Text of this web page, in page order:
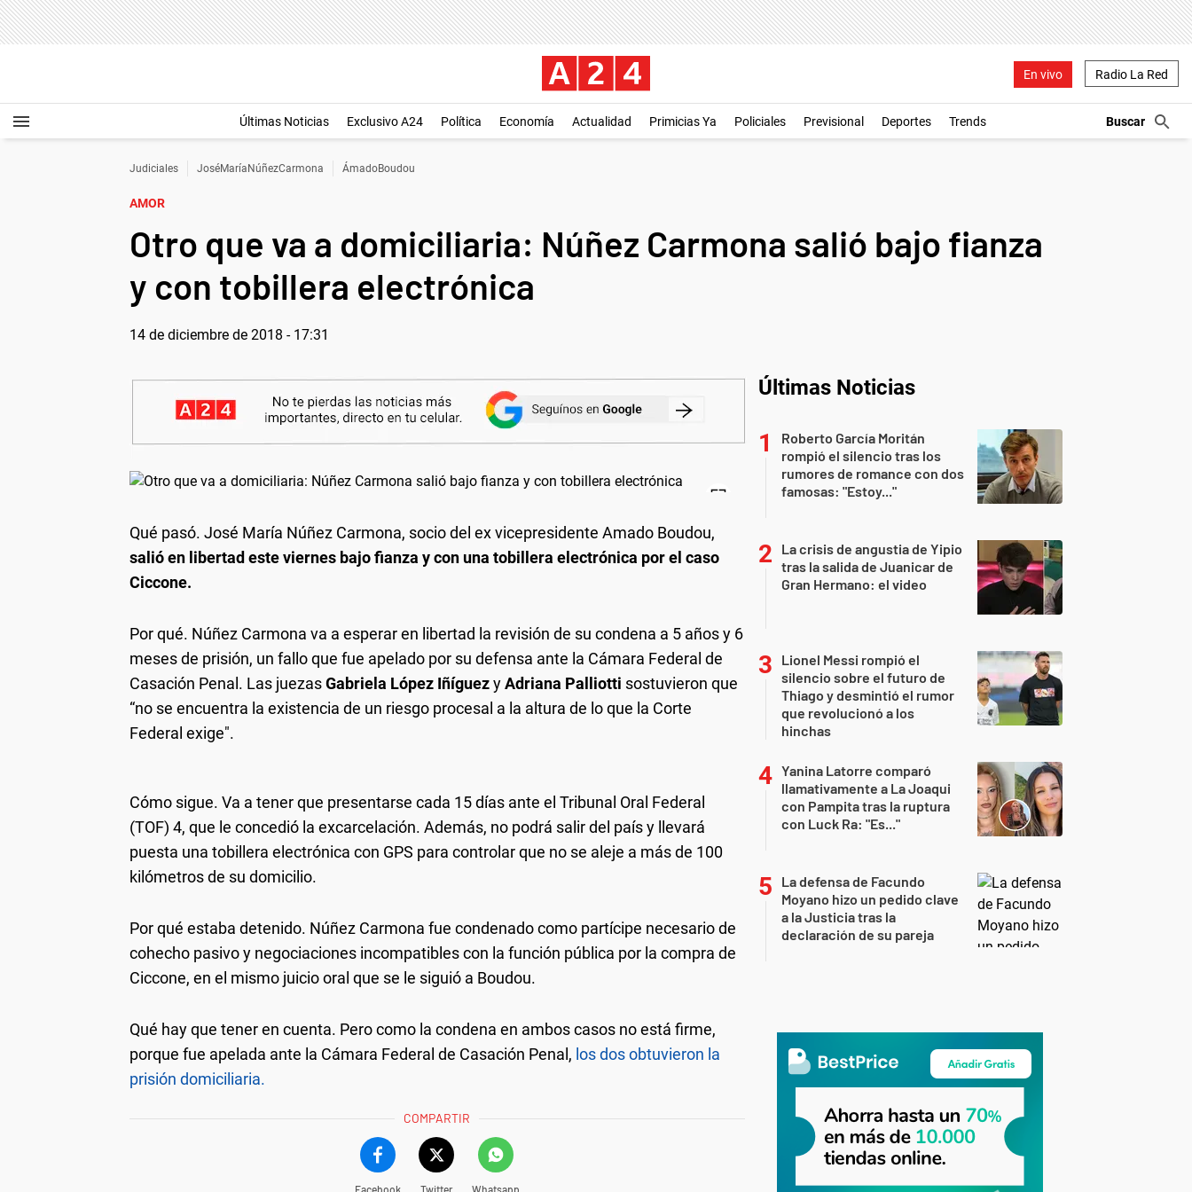
En vivo Radio La Red
Últimas Noticias Exclusivo A24 Política Economía Actualidad Primicias Ya Policiales Previsional Deportes Trends
Judiciales JoséMaríaNúñezCarmona ÁmadoBoudou
AMOR
Otro que va a domiciliaria: Núñez Carmona salió bajo fianza
y con tobillera electrónica
14 de diciembre de 2018 - 17:31
Qué pasó. José María Núñez Carmona, socio del ex vicepresidente Amado Boudou,
salió en libertad este viernes bajo fianza y con una tobillera electrónica por el caso
Ciccone.
Por qué. Núñez Carmona va a esperar en libertad la revisión de su condena a 5 años y 6
meses de prisión, un fallo que fue apelado por su defensa ante la Cámara Federal de
Casación Penal. Las juezasGabriela López IñíguezyAdriana Palliotti sostuvieron que
“no se encuentra la existencia de un riesgo procesal a la altura de lo que la Corte
Federal exige".
Cómo sigue. Va a tener que presentarse cada 15 días ante el Tribunal Oral Federal
(TOF) 4, que le concedió la excarcelación. Además, no podrá salir del país y llevará
puesta una tobillera electrónica con GPS para controlar que no se aleje a más de 100
kilómetros de su domicilio.
Por qué estaba detenido. Núñez Carmona fue condenado como partícipe necesario de
cohecho pasivo y negociaciones incompatibles con la función pública por la compra de
Ciccone, en el mismo juicio oral que se le siguió a Boudou.
Qué hay que tener en cuenta. Pero como la condena en ambos casos no está firme,
porque fue apelada ante la Cámara Federal de Casación Penal, los dos obtuvieron la
prisión domiciliaria.
COMPARTIR
Facebook Twitter Whatsapp
Últimas Noticias
Roberto García Moritán
rompió el silencio tras los
rumores de romance con dos
famosas: "Estoy..."
La crisis de angustia de Yipio
tras la salida de Juanicar de
Gran Hermano: el video
Lionel Messi rompió el
silencio sobre el futuro de
Thiago y desmintió el rumor
que revolucionó a los
hinchas
Yanina Latorre comparó
llamativamente a La Joaqui
con Pampita tras la ruptura
con Luck Ra: "Es..."
La defensa de Facundo
Moyano hizo un pedido clave
a la Justicia tras la
declaración de su pareja